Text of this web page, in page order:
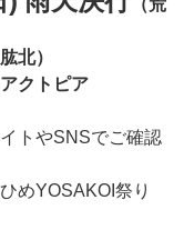
（荒
北）
クトピア
トやSNSでご確認
めYOSAKOI祭り